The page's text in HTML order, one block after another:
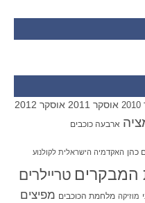
אוסקר 2011 אוסקר 2012
ארבעה כוכבים
כהן האקדמיה הישראלית לקולנוע
המבקרים טריילרים
מוזיקה מלחמת הכוכבים מפיצים